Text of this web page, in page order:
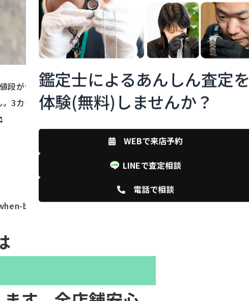
段がつく、といわれておりましたが、
3カラットなくても宝石の性質がよけ
buying-and-selling-
鑑定士によるあんしん査定を
体験(無料)しませんか？
WEBで来店予約
LINEで査定相談
電話で相談